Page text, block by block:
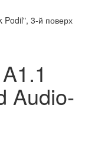
Podil", 3-й поверх
Audio-